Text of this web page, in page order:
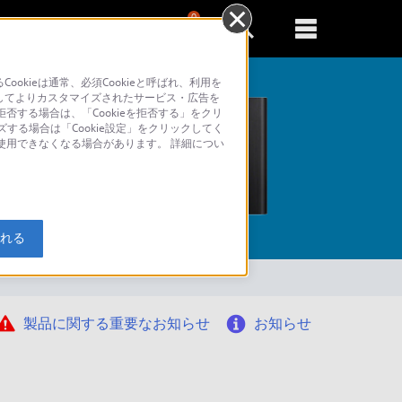
0
製品に関する重要なお知らせ お知らせ
は通常、必須Cookieと呼ばれ、利用を
よりカスタマイズされたサービス・広告を
する場合は、「Cookieを拒否する」をクリ
る場合は「Cookie設定」をクリックしてく
できなくなる場合があります。 詳細につい
る